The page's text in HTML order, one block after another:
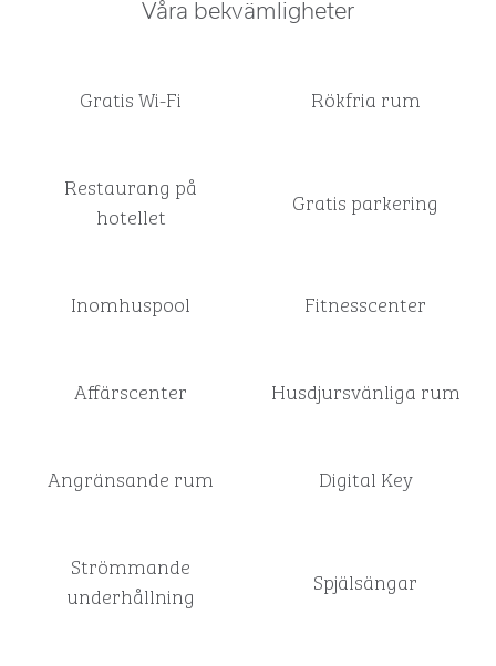
Våra bekvämligheter
Gratis Wi-Fi Rökfria rum
Restaurang på
hotellet
Gratis parkering
Inomhuspool Fitnesscenter
Affärscenter Husdjursvänliga rum
Angränsande rum Digital Key
Strömmande
underhållning
Spjälsängar